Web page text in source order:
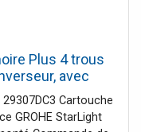
Plus 4 trous
avec
supersteelCartouche
GROHE StarLight